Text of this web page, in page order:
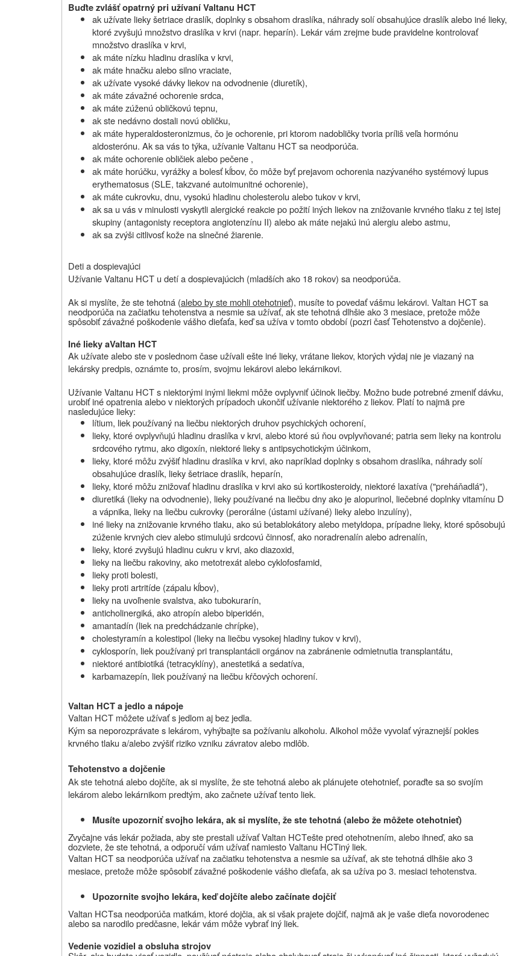
Buďte zvlášť opatrný pri užívaníValtanu HCT
ak užívate lieky šetriace draslík, doplnky s obsahom draslíka, náhrady solí obsahujúce draslík alebo iné lieky,
ktoré zvyšujú množstvo draslíka v krvi (napr. heparín). Lekár vám zrejme bude pravidelne kontrolovať
množstvo draslíka v krvi,
ak máte nízku hladinu draslíka v krvi,
ak máte hnačku alebo silno vraciate,
ak užívate vysoké dávky liekov na odvodnenie (diuretík),
ak máte závažné ochorenie srdca,
ak máte zúženú obličkovú tepnu,
ak ste nedávno dostali novú obličku,
ak máte hyperaldosteronizmus, čo je ochorenie, pri ktorom nadobličky tvoria príliš veľa hormónu
aldosterónu. Ak sa vás to týka, užívanieValtanu HCT sa neodporúča.
ak máte ochorenie obličiek alebo pečene ,
ak máte horúčku, vyrážky a bolesť kĺbov, čo môže byť prejavom ochorenia nazývaného systémový lupus
erythematosus (SLE, takzvané autoimunitné ochorenie),
ak máte cukrovku, dnu, vysokú hladinu cholesterolu alebo tukov v krvi,
ak sa u vás v minulosti vyskytli alergické reakcie po požití iných liekov na znižovanie krvného tlaku z tej istej
skupiny (antagonisty receptora angiotenzínu II) alebo ak máte nejakú inú alergiu alebo astmu,
ak sa zvýši citlivosť kože na slnečné žiarenie.
Deti a dospievajúci
UžívanieValtanu HCT u detí a dospievajúcich (mladších ako 18 rokov) sa neodporúča.
Ak si myslíte, že ste tehotná (alebo by ste mohli otehotnieť), musíte to povedať vášmu lekárovi. Valtan HCT sa
neodporúča na začiatku tehotenstva a nesmie sa užívať, ak ste tehotná dlhšie ako 3 mesiace, pretože môže
spôsobiť závažné poškodenie vášho dieťaťa, keď sa užíva v tomto období (pozri časť Tehotenstvo a dojčenie).
Iné lieky aValtan HCT
Ak užívate alebo ste v poslednom čase užívali ešte iné lieky, vrátane liekov, ktorých výdaj nie je viazaný na
lekársky predpis, oznámte to, prosím, svojmu lekárovi alebo lekárnikovi.
UžívanieValtanu HCTs niektorými inými liekmi môže ovplyvniť účinok liečby. Možno bude potrebné zmeniť dávku,
urobiť iné opatrenia alebo v niektorých prípadoch ukončiť užívanie niektorého z liekov. Platí to najmä pre
nasledujúce lieky:
lítium, liek používaný na liečbu niektorých druhov psychických ochorení,
lieky, ktoré ovplyvňujú hladinu draslíka v krvi, alebo ktoré sú ňou ovplyvňované; patria sem lieky na kontrolu
srdcového rytmu, ako digoxín, niektoré lieky s antipsychotickým účinkom,
lieky, ktoré môžu zvýšiť hladinu draslíka v krvi, ako napríklad doplnky s obsahom draslíka, náhrady solí
obsahujúce draslík, lieky šetriace draslík, heparín,
lieky, ktoré môžu znižovať hladinu draslíka v krvi ako sú kortikosteroidy, niektoré laxatíva ("preháňadlá"),
diuretiká (lieky na odvodnenie), lieky používané na liečbu dny ako je alopurinol, liečebné doplnky vitamínu D
a vápnika, lieky na liečbu cukrovky (perorálne (ústami užívané) lieky alebo inzulíny),
iné lieky na znižovanie krvného tlaku, ako sú betablokátory alebo metyldopa, prípadne lieky, ktoré spôsobujú
zúženie krvných ciev alebo stimulujú srdcovú činnosť, ako noradrenalín alebo adrenalín,
lieky, ktoré zvyšujú hladinu cukru v krvi, ako diazoxid,
lieky na liečbu rakoviny, ako metotrexát alebo cyklofosfamid,
lieky proti bolesti,
lieky proti artritíde (zápalu kĺbov),
lieky na uvoľnenie svalstva, ako tubokurarín,
anticholinergiká, ako atropín alebo biperidén,
amantadín (liek na predchádzanie chrípke),
cholestyramín a kolestipol (lieky na liečbu vysokej hladiny tukov v krvi),
cyklosporín, liek používaný pri transplantácii orgánov na zabránenie odmietnutia transplantátu,
niektoré antibiotiká (tetracyklíny), anestetiká a sedatíva,
karbamazepín, liek používaný na liečbu kŕčových ochorení.
Valtan HCTa jedlo a nápoje
Valtan HCT môžete užívať s jedlom aj bez jedla.
Kým sa neporozprávate s lekárom, vyhýbajte sa požívaniu alkoholu. Alkohol môže vyvolať výraznejší pokles
krvného tlaku a/alebo zvýšiť riziko vzniku závratov alebo mdlôb.
Tehotenstvo a dojčenie
Ak ste tehotná alebo dojčíte, ak si myslíte, že ste tehotná alebo ak plánujete otehotnieť, poraďte sa so svojím
lekárom alebo lekárnikom predtým, ako začnete užívať tento liek.
Musíte upozorniť svojho lekára, ak si myslíte, že ste tehotná (alebo že môžete otehotnieť)
Zvyčajne vás lekár požiada, aby ste prestali užívať Valtan HCTešte pred otehotnením, alebo ihneď, ako sa
dozviete, že ste tehotná, a odporučí vám užívať namiesto Valtanu HCTiný liek.
Valtan HCT sa neodporúča užívať na začiatku tehotenstva a nesmie sa užívať, ak ste tehotná dlhšie ako 3
mesiace, pretože môže spôsobiť závažné poškodenie vášho dieťaťa, ak sa užíva po 3. mesiaci tehotenstva.
Upozornite svojho lekára, keď dojčíte alebo začínate dojčiť
Valtan HCTsa neodporúča matkám, ktoré dojčia, ak si však prajete dojčiť, najmä ak je vaše dieťa novorodenec
alebo sa narodilo predčasne, lekár vám môže vybrať iný liek.
Vedenievozidiel a obsluha strojov